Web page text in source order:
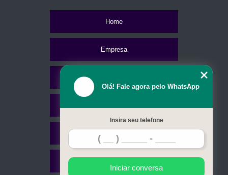
Home
Empresa
Olá! Fale agora pelo WhatsApp
Insira seu telefone
Iniciar conversa